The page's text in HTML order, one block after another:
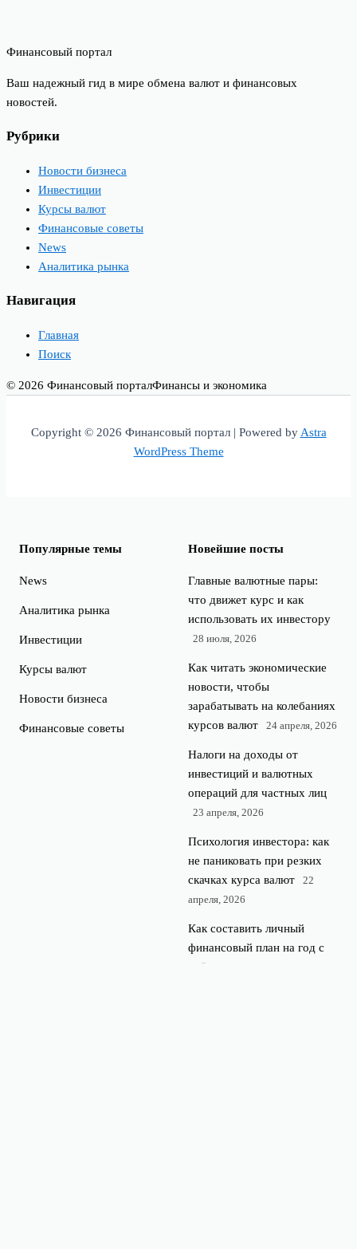
Финансовый портал
Ваш надежный гид в мире обмена валют и финансовых
новостей.
Рубрики
Новости бизнеса
Инвестиции
Курсы валют
Финансовые советы
News
Аналитика рынка
Навигация
Главная
Поиск
© 2026 Финансовый порталФинансы и экономика
Copyright © 2026 Финансовый портал | Powered byAstra
WordPress Theme
Популярные темы
News
Аналитика рынка
Инвестиции
Курсы валют
Новости бизнеса
Финансовые советы
Новейшие посты
Главные валютные пары:
что движет курс и как
использовать их инвестору
28 июля, 2026
Как читать экономические
новости, чтобы
зарабатывать на колебаниях
курсов валют
24 апреля, 2026
Налоги на доходы от
инвестиций и валютных
операций для частных лиц
23 апреля, 2026
Психология инвестора: как
не паниковать при резких
скачках курса валют
22
апреля, 2026
Как составить личный
финансовый план на год с
учётом валютных рисков